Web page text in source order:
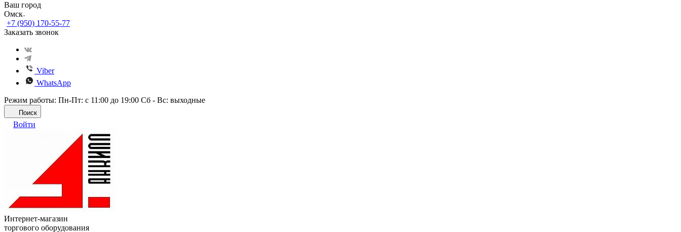
Ваш город
Омск
+7 (950) 170-55-77
Заказать звонок
Viber
WhatsApp
Режим работы: Пн-Пт: с 11:00 до 19:00 Сб - Вс: выходные
Поиск
Войти
Интернет-магазин
торгового оборудования